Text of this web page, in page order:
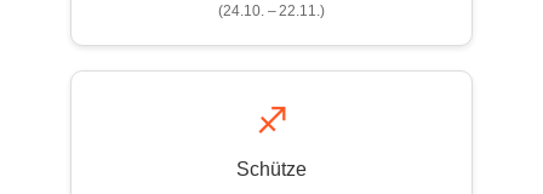
(24.10. – 22.11.)
♐
Schütze